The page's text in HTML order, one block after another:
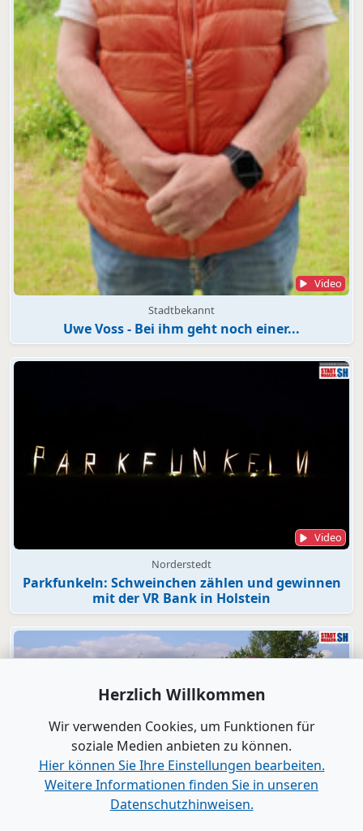
Video
Stadtbekannt
Uwe Voss - Bei ihm geht noch einer...
Video
Norderstedt
Parkfunkeln: Schweinchen zählen und gewinnen
mit der VR Bank in Holstein
Herzlich Willkommen
Wir verwenden Cookies, um Funktionen für
soziale Medien anbieten zu können.
Hier können Sie Ihre Einstellungen bearbeiten.
Weitere Informationen finden Sie in unseren
Datenschutzhinweisen.